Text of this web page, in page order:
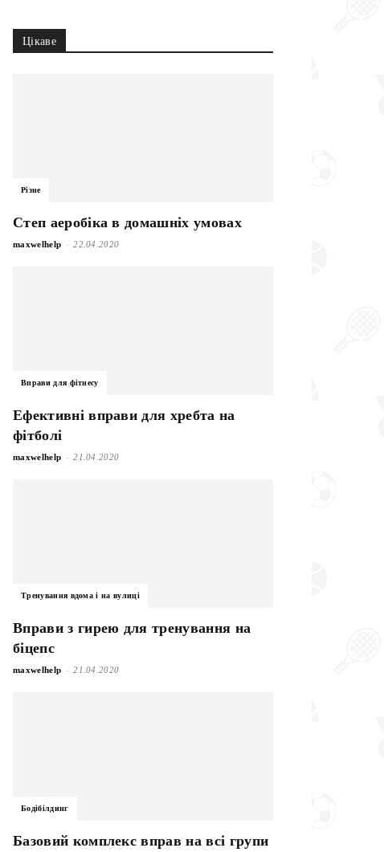
Цікаве
Різне
Степ аеробіка в домашніх умовах
maxwelhelp - 22.04.2020
Вправи для фітнесу
Ефективні вправи для хребта на
фітболі
maxwelhelp - 21.04.2020
Тренування вдома і на вулиці
Вправи з гирею для тренування на
біцепс
maxwelhelp - 21.04.2020
Бодібілдинг
Базовий комплекс вправ на всі групи